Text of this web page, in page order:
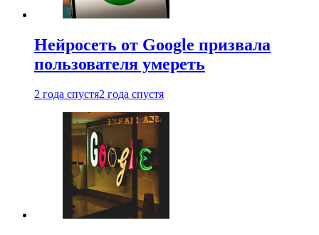
Нейросеть от Google призвала
пользователя умереть
2 года спустя2 года спустя